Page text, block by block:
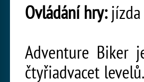
Ovládání hry:jízda
Adventure Biker
čtyřiadvacet